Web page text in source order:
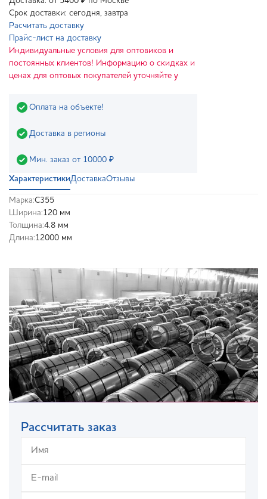
Срок доставки: сегодня, завтра
Расчитать доставку
Прайс-лист на доставку
Индивидуальные условия для оптовиков и
постоянных клиентов! Информацию о скидках и
ценах для оптовых покупателей уточняйте у
Оплата на объекте!
Доставка в регионы
Мин. заказ от 10000 ₽
ХарактеристикиДоставкаОтзывы
Марка:С355
Ширина:120 мм
Толщина:4.8 мм
Длина:12000 мм
Рассчитать заказ